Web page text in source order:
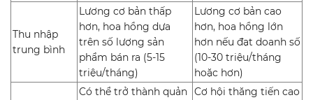
Thu nhập
trung bình
Lương cơ bản thấp
hơn, hoa hồng dựa
trên số lượng sản
phẩm bán ra (5-15
triệu/tháng)
Lương cơ bản cao
hơn, hoa hồng lớn
hơn nếu đạt doanh số
(10-30 triệu/tháng
hoặc hơn)
Có thể trở thành quản Cơ hội thăng tiến cao